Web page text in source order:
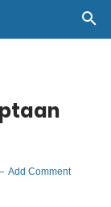
Add Comment